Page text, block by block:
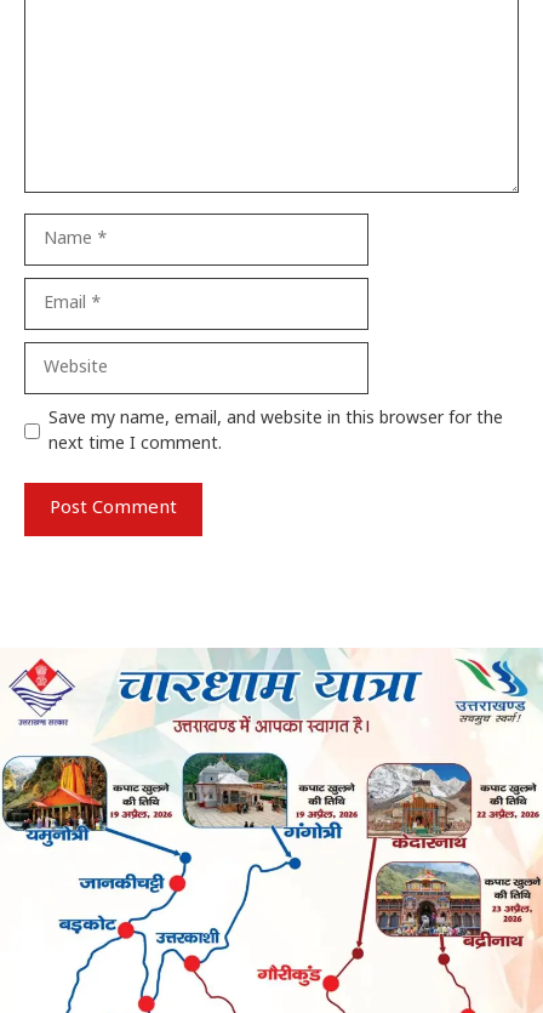
Save my name, email, and website in this browser for the
next time I comment.